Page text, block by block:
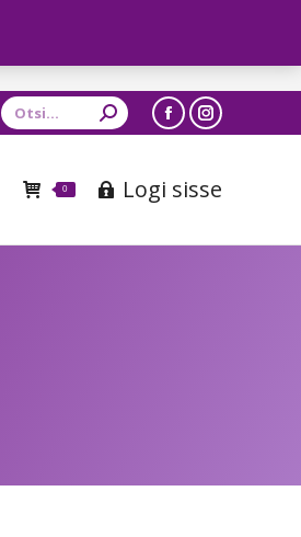
Otsing:
Facebook
avaneb
Instagram
avaneb
0 Logi sisse